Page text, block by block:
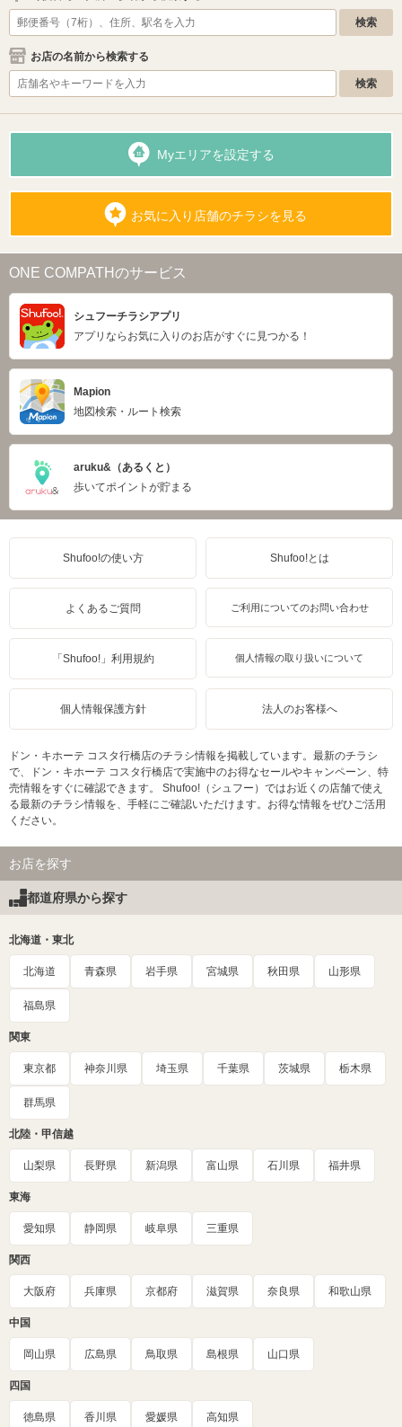
お店の名前から検索する
Myエリアを設定する
お気に入り店舗のチラシを見る
ONE COMPATHのサービス
シュフーチラシアプリ
アプリならお気に入りのお店がすぐに見つかる！
Mapion
地図検索・ルート検索
aruku&（あるくと）
歩いてポイントが貯まる
Shufoo!の使い方 Shufoo!とは
よくあるご質問 ご利用についてのお問い合わせ
「Shufoo!」利用規約 個人情報の取り扱いについて
個人情報保護方針 法人のお客様へ
ドン・キホーテ コスタ行橋店のチラシ情報を掲載しています。最新のチラシ
で、ドン・キホーテ コスタ行橋店で実施中のお得なセールやキャンペーン、特
売情報をすぐに確認できます。 Shufoo!（シュフー）ではお近くの店舗で使え
る最新のチラシ情報を、手軽にご確認いただけます。お得な情報をぜひご活用
ください。
お店を探す
都道府県から探す
北海道・東北
北海道 青森県 岩手県 宮城県 秋田県 山形県
福島県
関東
東京都 神奈川県 埼玉県 千葉県 茨城県 栃木県
群馬県
北陸・甲信越
山梨県 長野県 新潟県 富山県 石川県 福井県
東海
愛知県 静岡県 岐阜県 三重県
関西
大阪府 兵庫県 京都府 滋賀県 奈良県 和歌山県
中国
岡山県 広島県 鳥取県 島根県 山口県
四国
徳島県 香川県 愛媛県 高知県